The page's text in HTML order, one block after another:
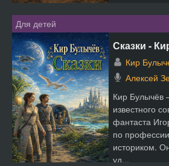
Для детей
Сказки -
Кир
Алексей
Кир Булычёв
известного
фантаста
по
историком.
уд...